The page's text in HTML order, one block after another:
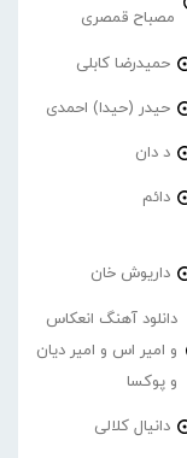
مصباح قمصری
حمیدرضا کابلی
حیدر (حیدا) احمدی
د دان
دائم
داریوش خان
دانلود آهنگ انعکاس
و امیر اس و امیر دیان
و پوکسا
دانیال کلالی